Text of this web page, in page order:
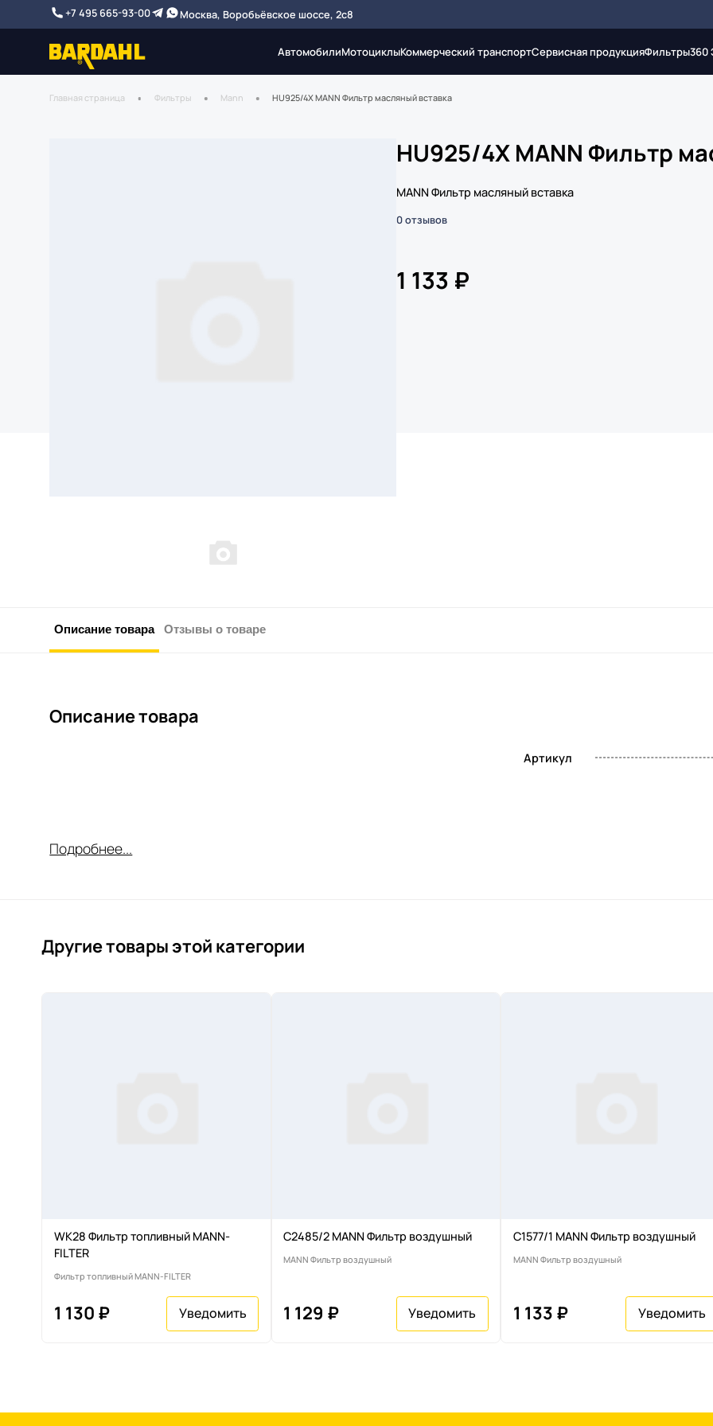
+7 495 665-93-00 Москва, Воробьёвское шоссе, 2с8
АвтомобилиМотоциклыКоммерческий транспортСервисная продукцияФильтры360
Главная страница Фильтры Mann HU925/4X MANN Фильтр масляный вставка
HU925/4X MANN Фильтр
MANN Фильтр масляный вставка
0 отзывов
1 133 ₽
Описание товара Отзывы о товаре
Описание товара
Подробнее...
Артикул
Другие товары этой категории
WK28 Фильтр топливный MANN-
FILTER
Фильтр топливный MANN-FILTER
1 130 ₽
C2485/2 MANN Фильтр воздушный
MANN Фильтр воздушный
1 129 ₽
C1577/1 MANN Фильтр воздушный
MANN Фильтр воздушный
1 133 ₽